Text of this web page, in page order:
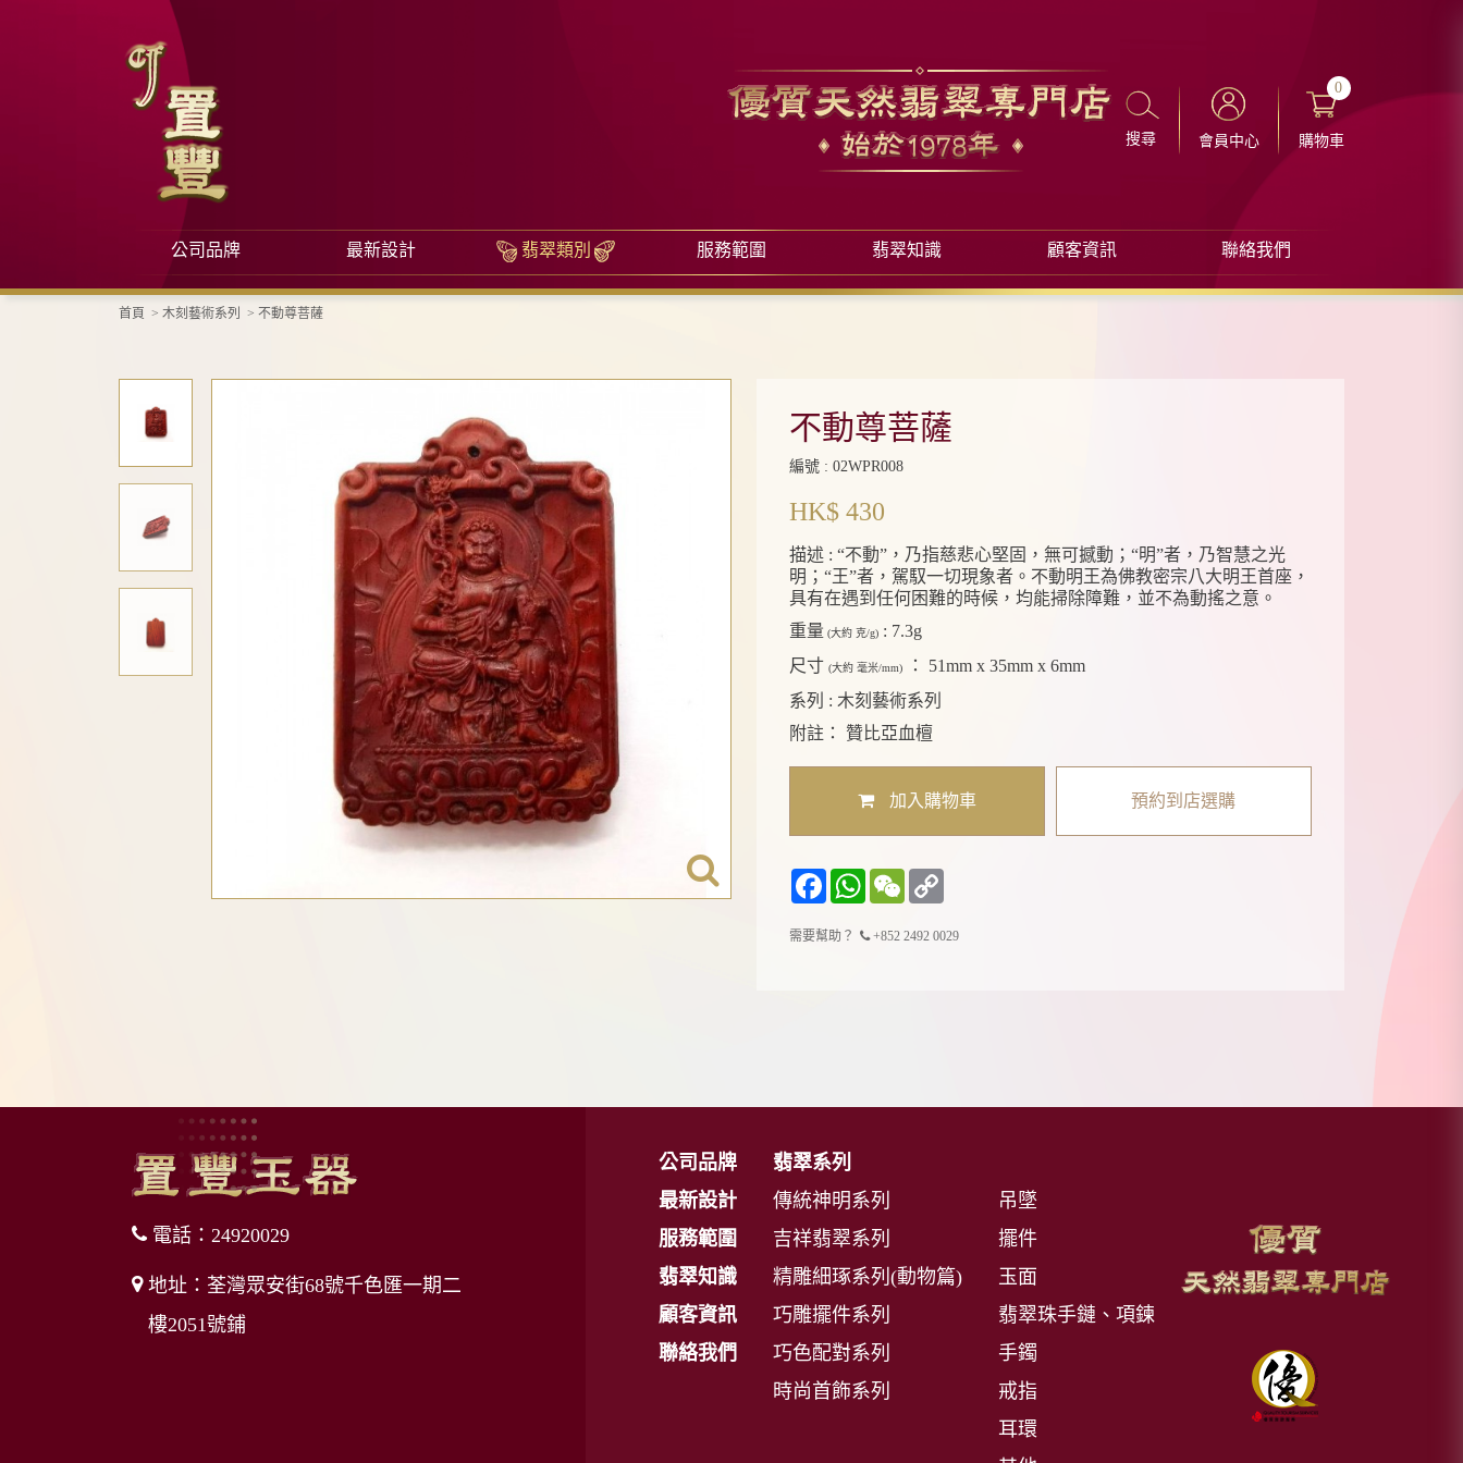
搜尋 會員中心 購物車
0
公司品牌 最新設計 翡翠類別 服務範圍 翡翠知識 顧客資訊 聯絡我們
首頁 >木刻藝術系列 >不動尊菩薩
不動尊菩薩
編號 : 02WPR008
HK$ 430
描述 : “不動”，乃指慈悲心堅固，無可撼動；“明”者，乃智慧之光
明；“王”者，駕馭一切現象者。不動明王為佛教密宗八大明王首座，
具有在遇到任何困難的時候，均能掃除障難，並不為動搖之意。
重量 (大約 克/g): 7.3g
尺寸 (大約 毫米/mm)：
51mm x 35mm x 6mm
系列 : 木刻藝術系列
附註：
贊比亞血檀
加入購物車 預約到店選購
FacebookWhatsApp
WeChatCopy
需要幫助？ +852 2492 0029
電話：24920029
地址：荃灣眾安街68號千色匯一期二
樓2051號鋪
公司品牌
最新設計
服務範圍
翡翠知識
顧客資訊
聯絡我們
翡翠系列
傳統神明系列
吉祥翡翠系列
精雕細琢系列(動物篇)
巧雕擺件系列
巧色配對系列
時尚首飾系列
吊墜
擺件
玉面
翡翠珠手鏈、項鍊
手鐲
戒指
耳環